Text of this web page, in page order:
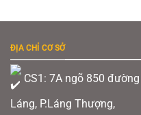
ĐỊA CHỈ CƠ SỞ
CS1: 7A ngõ 850 đường
Láng, P.Láng Thượng,